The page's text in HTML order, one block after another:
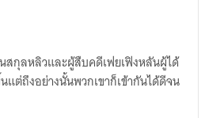
กุลหลิวและผู้สืบคดีเฟยเฟิงหลันผู้ได้
ต่ถึงอย่างนั้นพวกเขาก็เข้ากันได้ดีจน